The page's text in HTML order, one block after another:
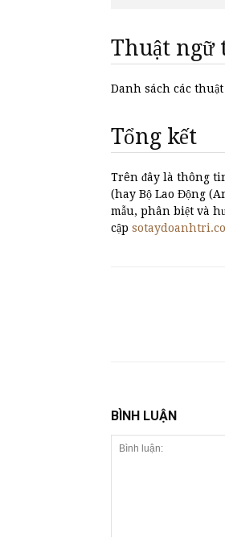
Thuật ngữ
Danh sách các
Tổng kết
Trên đây là thông
(hay Bộ Lao Động
mẫu, phân biệt và
cập
BÌNH LUẬN